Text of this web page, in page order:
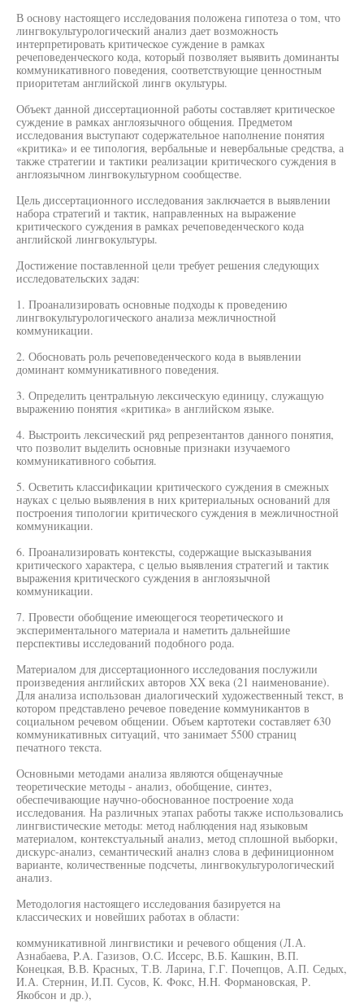
В основу настоящего исследования положена гипотеза о том, что
лингвокультурологический анализ дает возможность
интерпретировать критическое суждение в рамках
речеповеденческого кода, который позволяет выявить доминанты
коммуникативного поведения, соответствующие ценностным
приоритетам английской лингв окультуры.
Объект данной диссертационной работы составляет критическое
суждение в рамках англоязычного общения. Предметом
исследования выступают содержательное наполнение понятия
«критика» и ее типология, вербальные и невербальные средства, а
также стратегии и тактики реализации критического суждения в
англоязычном лингвокультурном сообществе.
Цель диссертационного исследования заключается в выявлении
набора стратегий и тактик, направленных на выражение
критического суждения в рамках речеповеденческого кода
английской лингвокультуры.
Достижение поставленной цели требует решения следующих
исследовательских задач:
1. Проанализировать основные подходы к проведению
лингвокультурологического анализа межличностной
коммуникации.
2. Обосновать роль речеповеденческого кода в выявлении
доминант коммуникативного поведения.
3. Определить центральную лексическую единицу, служащую
выражению понятия «критика» в английском языке.
4. Выстроить лексический ряд репрезентантов данного понятия,
что позволит выделить основные признаки изучаемого
коммуникативного события.
5. Осветить классификации критического суждения в смежных
науках с целью выявления в них критериальных оснований для
построения типологии критического суждения в межличностной
коммуникации.
6. Проанализировать контексты, содержащие высказывания
критического характера, с целью выявления стратегий и тактик
выражения критического суждения в англоязычной
коммуникации.
7. Провести обобщение имеющегося теоретического и
экспериментального материала и наметить дальнейшие
перспективы исследований подобного рода.
Материалом для диссертационного исследования послужили
произведения английских авторов XX века (21 наименование).
Для анализа использован диалогический художественный текст, в
котором представлено речевое поведение коммуникантов в
социальном речевом общении. Объем картотеки составляет 630
коммуникативных ситуаций, что занимает 5500 страниц
печатного текста.
Основными методами анализа являются общенаучные
теоретические методы - анализ, обобщение, синтез,
обеспечивающие научно-обоснованное построение хода
исследования. На различных этапах работы также использовались
лингвистические методы: метод наблюдения над языковым
материалом, контекстуальный анализ, метод сплошной выборки,
дискурс-анализ, семантический аналнз слова в дефиниционном
варианте, количественные подсчеты, лингвокультурологический
анализ.
Методология настоящего исследования базируется на
классических и новейших работах в области:
коммуникативной лингвистики и речевого общения (Л.А.
Азнабаева, P.A. Газизов, О.С. Иссерс, В.Б. Кашкин, В.П.
Конецкая, В.В. Красных, Т.В. Ларина, Г.Г. Почепцов, А.П. Седых,
И.А. Стернин, И.П. Сусов, К. Фокс, H.H. Формановская, Р.
Якобсон и др.),